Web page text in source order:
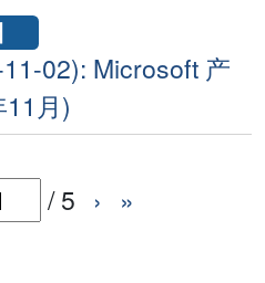
02): Microsoft 产
月)
/5 › »